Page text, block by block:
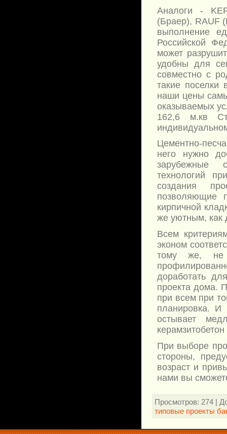
Аналоги -
(Браер), RAUF
выполнение
Российской
может
удобны для
совместно с
такие поселки
наши цены
оказываемых
162,6 м.кв
Цементно-
него нужно
зарубежные
технологий
создания
позволяющие
кирпичной
же уютным, как
Всем
эконом
тому же, не
доработать
проекта дома.
при всем при
планировка. И
остывает
При выборе
стороны,
возраст и
нами вы
Просмотров: 274 |
типовые проекты